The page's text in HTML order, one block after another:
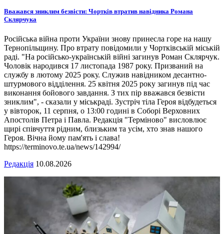
Вважався зниклим безвісти: Чортків втратив навідника Романа
Склярчука
Російська війна проти України знову принесла горе на нашу
Тернопільщину. Про втрату повідомили у Чортківській міській
раді. "На російсько-українській війні загинув Роман Склярчук.
Чоловік народився 17 листопада 1987 року. Призваний на
службу в лютому 2025 року. Служив навідником десантно-
штурмового відділення. 25 квітня 2025 року загинув під час
виконання бойового завдання. З тих пір вважався безвісти
зниклим", - сказали у міськраді. Зустріч тіла Героя відбудеться
у вівторок, 11 серпня, о 13:00 годині в Соборі Верховних
Апостолів Петра і Павла. Редакція "Терміново" висловлює
щирі співчуття рідним, близьким та усім, хто знав нашого
Героя. Вічна йому пам'ять і слава!
https://terminovo.te.ua/news/142994/
Редакція 10.08.2026